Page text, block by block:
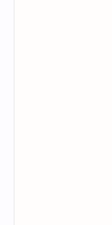
Kenangan menjadi
cinta. Di sanalah
hadir, membawa
tentang
mengajarkan arti
Getaran cinta
dalam lagu ini.
belum pernah ia
yang membuat